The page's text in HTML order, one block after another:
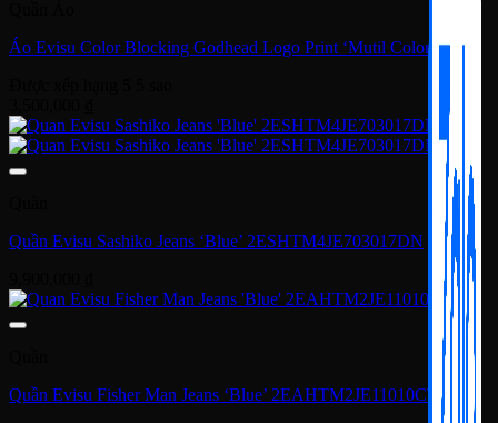
Áo Evisu Color Blocking Godhead Logo Print ‘Mutil Color’
Quần Evisu Sashiko Jeans ‘Blue’ 2ESHTM4JE703017DN
Quần Evisu Fisher Man Jeans ‘Blue’ 2EAHTM2JE11010CT